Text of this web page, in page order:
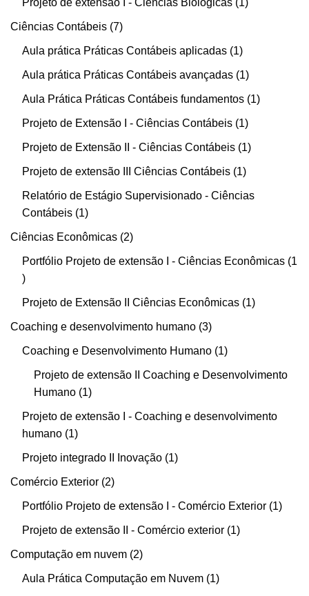
Projeto de extensão I - Ciências Biológicas 1
Ciências Contábeis 7
Aula prática Práticas Contábeis aplicadas 1
Aula prática Práticas Contábeis avançadas 1
Aula Prática Práticas Contábeis fundamentos 1
Projeto de Extensão I - Ciências Contábeis 1
Projeto de Extensão II - Ciências Contábeis 1
Projeto de extensão III Ciências Contábeis 1
Relatório de Estágio Supervisionado - Ciências
Contábeis 1
Ciências Econômicas 2
Portfólio Projeto de extensão I - Ciências Econômicas 1
Projeto de Extensão II Ciências Econômicas 1
Coaching e desenvolvimento humano 3
Coaching e Desenvolvimento Humano 1
Projeto de extensão II Coaching e Desenvolvimento
Humano 1
Projeto de extensão I - Coaching e desenvolvimento
humano 1
Projeto integrado II Inovação 1
Comércio Exterior 2
Portfólio Projeto de extensão I - Comércio Exterior 1
Projeto de extensão II - Comércio exterior 1
Computação em nuvem 2
Aula Prática Computação em Nuvem 1